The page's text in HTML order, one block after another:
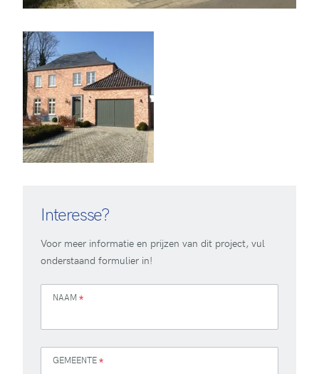
Interesse?
Voor meer informatie en prijzen van dit project, vul
onderstaand formulier in!
NAAM *
GEMEENTE*